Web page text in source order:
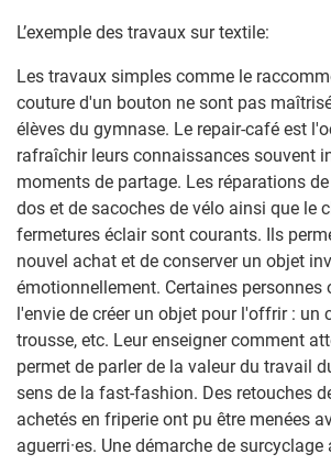
L’exemple des travaux sur textile:
Les travaux simples comme le
couture d'un bouton ne sont pas
élèves du gymnase. Le repair-café est
rafraîchir leurs connaissances souvent
moments de partage. Les réparations
dos et de sacoches de vélo ainsi que le
fermetures éclair sont courants. Ils
nouvel achat et de conserver un objet
émotionnellement. Certaines personnes
l'envie de créer un objet pour l'offrir : un
trousse, etc. Leur enseigner comment
permet de parler de la valeur du travail
sens de la fast-fashion. Des retouches
achetés en friperie ont pu être menées
aguerri·es. Une démarche de